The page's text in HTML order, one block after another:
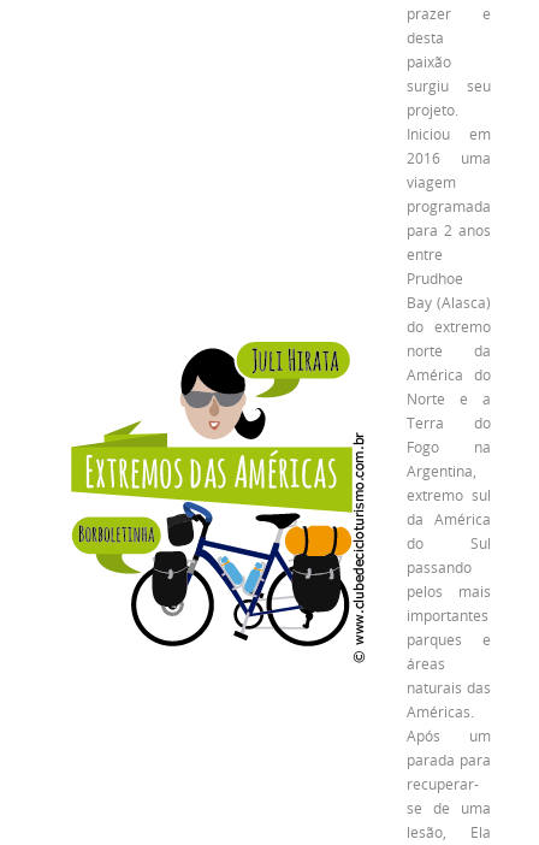
prazer e
desta
paixão
surgiu seu
projeto.
Iniciou em
2016 uma
viagem
programada
para 2 anos
entre
Prudhoe
Bay (Alasca)
do extremo
norte da
América do
Norte e a
Terra do
Fogo na
Argentina,
extremo sul
da América
do Sul
passando
pelos mais
importantes
parques e
áreas
naturais das
Américas.
Após um
parada para
recuperar-
se de uma
lesão, Ela